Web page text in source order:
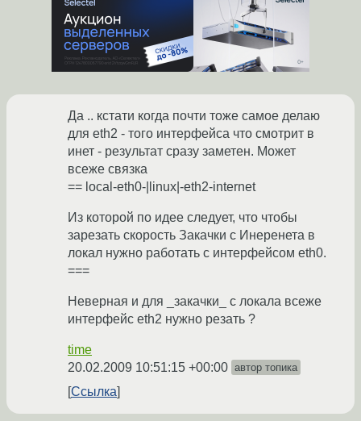
Да .. кстати когда почти тоже самое делаю
для eth2 - того интерфейса что смотрит в
инет - результат сразу заметен. Может
всеже связка
== local-eth0-|linux|-eth2-internet
Из которой по идее следует, что чтобы
зарезать скорость Закачки с Инеренета в
локал нужно работать с интерфейсом eth0.
===
Неверная и для _закачки_ с локала всеже
интерфейс eth2 нужно резать ?
time
20.02.2009 10:51:15 +00:00 автор топика
Ссылка